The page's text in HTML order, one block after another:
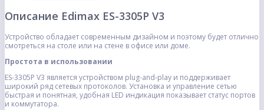
Описание Edimax ES-3305P V3
Устройство обладает современным дизайном и поэтому будет отлично
смотреться на столе или на стене в офисе или доме.
Простота в использовании
ES-3305P V3 является устройством plug-and-play и поддерживает
широкий ряд сетевых протоколов. Установка и управление сетью
быстрая и понятная, удобная LED индикация показывает статус портов
и коммутатора.